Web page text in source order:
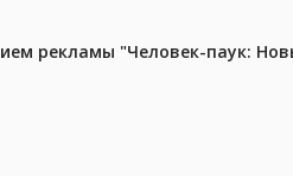
рекламы "Человек-паук: